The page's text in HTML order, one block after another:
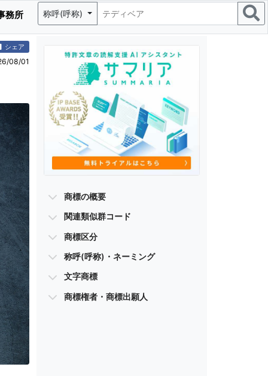
務所 称呼(呼称)
シェア
08/01
商標の概要
関連類似群コード
商標区分
称呼(呼称)・ネーミング
文字商標
商標権者・商標出願人